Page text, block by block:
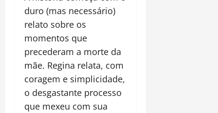
duro (mas necessário)
relato sobre os
momentos que
precederam a morte da
mãe. Regina relata, com
coragem e simplicidade,
o desgastante processo
que mexeu com sua